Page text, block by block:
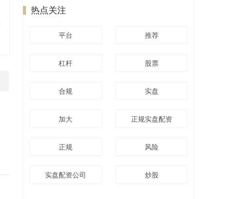
热点关注
平台 推荐
杠杆 股票
合规 实盘
加大 正规实盘配资
正规 风险
实盘配资公司 炒股